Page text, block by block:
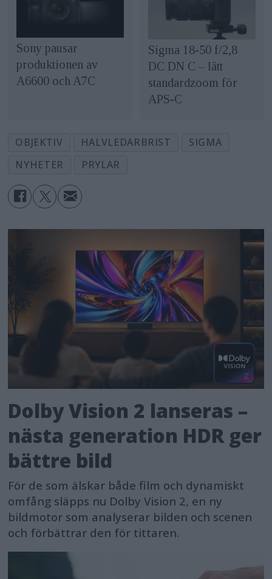
Sony pausar
produktionen av
A6600 och A7C
Sigma 18-50 f/2,8
DC DN C – lätt
standardzoom för
APS-C
OBJEKTIV HALVLEDARBRIST
SIGMA
NYHETER
PRYLAR
Dolby Vision 2 lanseras –
nästa generation HDR ger
bättre bild
För de som älskar både film och dynamiskt
omfång släpps nu Dolby Vision 2, en ny
bildmotor som analyserar bilden och scenen
och förbättrar den för tittaren.